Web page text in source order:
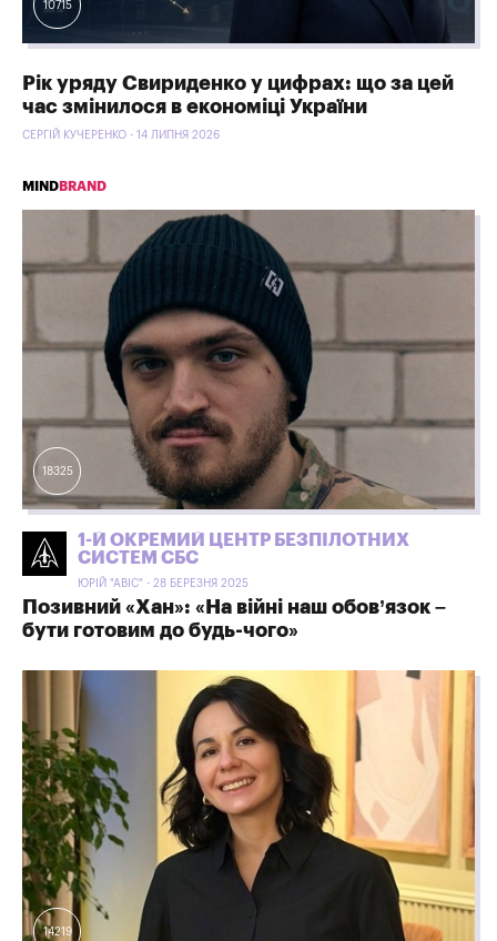
10715
Рік уряду Свириденко у цифрах: що за цей
час змінилося в економіці України
СЕРГІЙ КУЧЕРЕНКО - 14 ЛИПНЯ 2026
MIND BRAND
18325
1-Й ОКРЕМИЙ ЦЕНТР БЕЗПІЛОТНИХ
СИСТЕМ СБС
ЮРІЙ "АВІС" - 28 БЕРЕЗНЯ 2025
Позивний «Хан»: «На війні наш обов’язок –
бути готовим до будь-чого»
14219